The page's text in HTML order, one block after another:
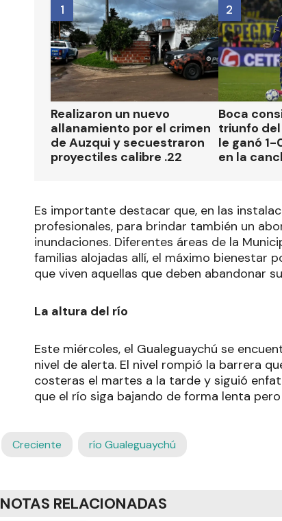
Realizaron un nuevo
allanamiento por el crimen
de Auzqui y secuestraron
proyectiles calibre .22
1
Boca
triunfo del
le ganó
en la
2
Es importante destacar que, en las
profesionales, para brindar también un
inundaciones. Diferentes áreas de la
familias alojadas allí, el máximo bienestar
que viven aquellas que deben abandonar
La altura del río
Este miércoles, el Gualeguaychú se
nivel de alerta. El nivel rompió la barrera
costeras el martes a la tarde y siguió
que el río siga bajando de forma lenta
Creciente río Gualeguaychú
NOTAS RELACIONADAS